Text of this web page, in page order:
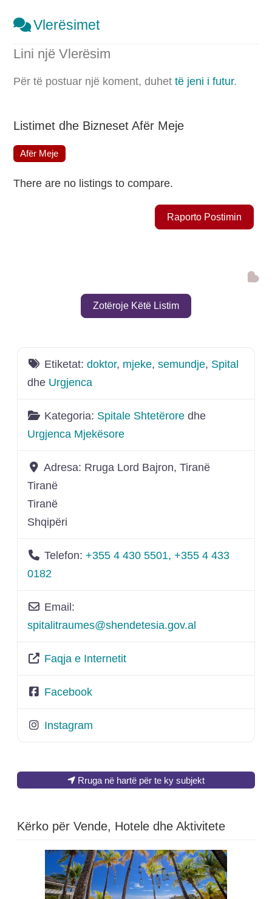
Vlerësimet
Lini një Vlerësim
Për të postuar një koment, duhet të jeni i futur.
Listimet dhe Bizneset Afër Meje
Afër Meje
There are no listings to compare.
Raporto Postimin
Zotëroje Këtë Listim
Etiketat: doktor, mjeke, semundje, Spital
dhe Urgjenca
Kategoria: Spitale Shtetëroredhe
Urgjenca Mjekësore
Adresa: Rruga Lord Bajron, Tiranë
Tiranë
Tiranë
Shqipëri
Telefon: +355 4 430 5501, +355 4 433
0182
Email:
spitalitraumes@shendetesia.gov.al
Faqja e Internetit
Facebook
Instagram
Rruga në hartë për te ky subjekt
Kërko për Vende, Hotele dhe Aktivitete